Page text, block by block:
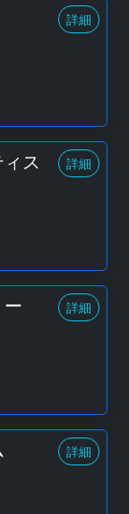
詳細
ス 詳細
詳細
詳細